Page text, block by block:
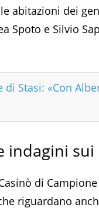
abitazioni dei
Spoto e Silvio
Stasi: «Con
indagini sui
di Campione
riguardano